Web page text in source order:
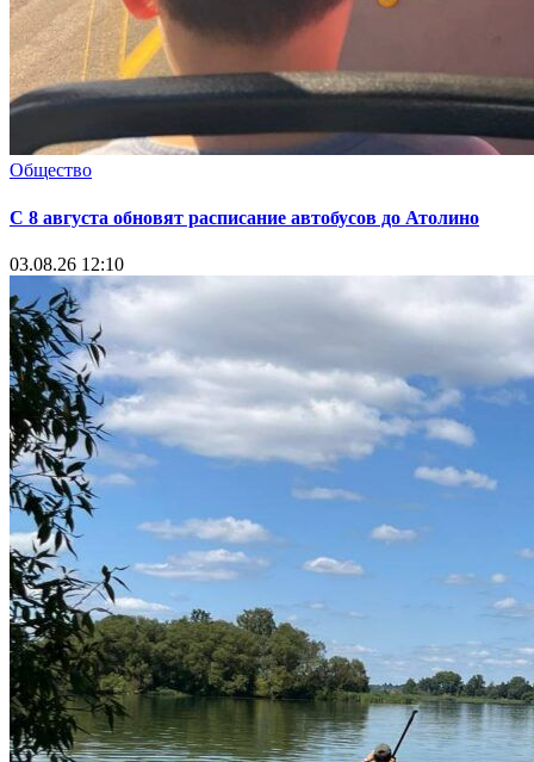
Общество
С 8 августа обновят расписание автобусов до Атолино
03.08.26 12:10